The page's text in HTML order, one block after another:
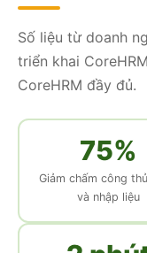
Số liệu từ doanh
triển khai
CoreHRM đầy đủ.
75%
Giảm chấm công
và nhập liệu